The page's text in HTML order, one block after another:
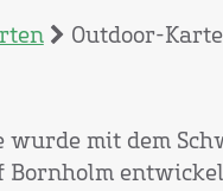
Outdoor-Karte
wurde mit dem
Bornholm